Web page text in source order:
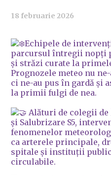
18 februarie 2026
Echipele de
parcursul întregii nopți
și străzi curate la
Prognozele meteo nu
ci ne-au pus în gardă și
la primii fulgi de nea.
Alături de colegii de
și Salubrizare S5,
fenomenelor
ca arterele principale,
spitale și instituții
circulabile.